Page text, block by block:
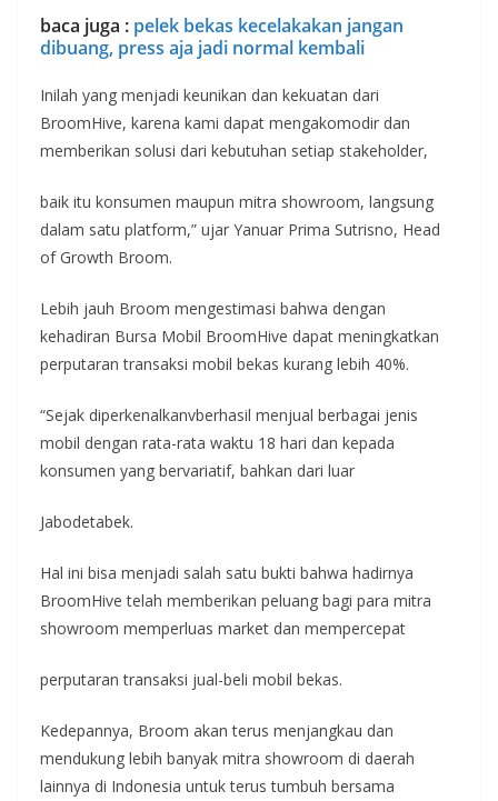
baca juga : pelek bekas kecelakakan jangan
dibuang, press aja jadi normal kembali
Inilah yang menjadi keunikan dan kekuatan dari
BroomHive, karena kami dapat mengakomodir dan
memberikan solusi dari kebutuhan setiap stakeholder,
baik itu konsumen maupun mitra showroom, langsung
dalam satu platform,” ujar Yanuar Prima Sutrisno, Head
of Growth Broom.
Lebih jauh Broom mengestimasi bahwa dengan
kehadiran Bursa Mobil BroomHive dapat meningkatkan
perputaran transaksi mobil bekas kurang lebih 40%.
“Sejak diperkenalkanvberhasil menjual berbagai jenis
mobil dengan rata-rata waktu 18 hari dan kepada
konsumen yang bervariatif, bahkan dari luar
Jabodetabek.
Hal ini bisa menjadi salah satu bukti bahwa hadirnya
BroomHive telah memberikan peluang bagi para mitra
showroom memperluas market dan mempercepat
perputaran transaksi jual-beli mobil bekas.
Kedepannya, Broom akan terus menjangkau dan
mendukung lebih banyak mitra showroom di daerah
lainnya di Indonesia untuk terus tumbuh bersama